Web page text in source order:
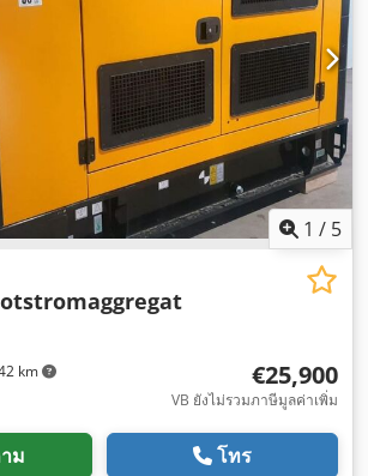
1 / 5
km €25,900
VB ยังไม่รวมภาษีมูลค่าเพิ่ม
ม โทร